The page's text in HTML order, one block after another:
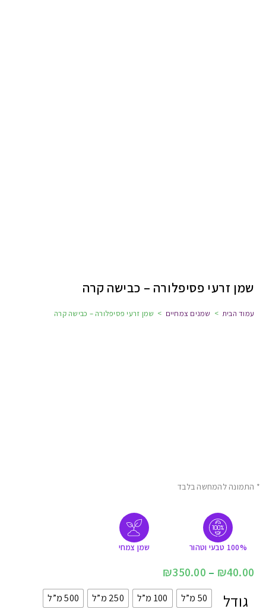
שמן זרעי פסיפלורה – כבישה קרה
עמוד הבית > שמנים צמחיים > שמן זרעי פסיפלורה – כבישה קרה
₪40.00
–
₪350.00
גודל 50 מ”ל 100 מ”ל 250 מ”ל
500 מ”ל
* התמונה להמחשה בלבד
100% טבעי וטהור שמן צמחי